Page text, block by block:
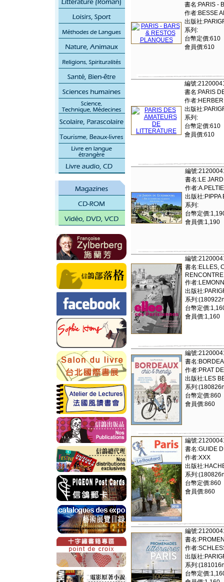
書名:PARIS -
作者:BESSE
出版社
系列:
台幣定價:610
會員價:610
編號
書名:PARIS
作者
出版社
系列:
台幣定價:610
會員價:610
編號
書名:LE
作者
出版社:PIPPA
系列:
台幣定價
會員價:1,190
編號
書名:ELLES,
作者
出版社
系列
台幣定價
會員價:1,160
編號
書名
作者:PRAT
出版社:LES
系列
台幣定價:860
會員價:860
編號
書名:GUIDE
作者:XXX
出版社
系列
台幣定價:860
會員價:860
編號
書名
作者
出版社
系列
台幣定價